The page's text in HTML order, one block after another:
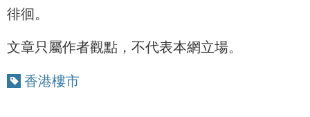
徘徊。
文章只屬作者觀點，不代表本網立場。
香港樓市